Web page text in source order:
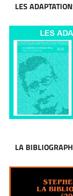
LES
LA